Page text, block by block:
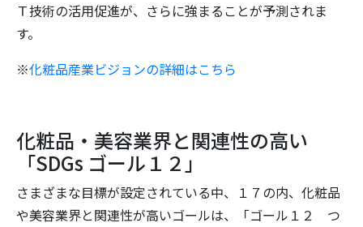
Ｔ技術の活用促進が、さらに強まることが予測されま
す。
※化粧品産業ビジョンの詳細はこちら
化粧品・美容業界と関連性の高い
「SDGs ゴール１２」
さまざまな目標が設定されている中、１７の内、化粧品
や美容業界と関連性が高いゴールは、「ゴール１２ つ